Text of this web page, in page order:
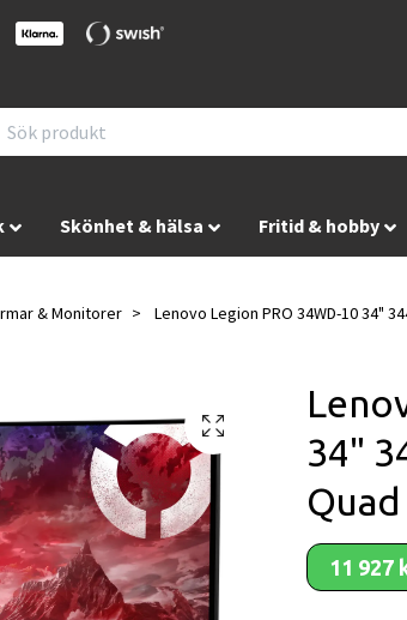
Skönhet & hälsa Fritid & hobby
& Monitorer Lenovo Legion PRO 34WD-10 34"
34"
11 927